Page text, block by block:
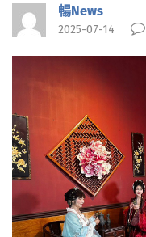
暢News
2025-07-14